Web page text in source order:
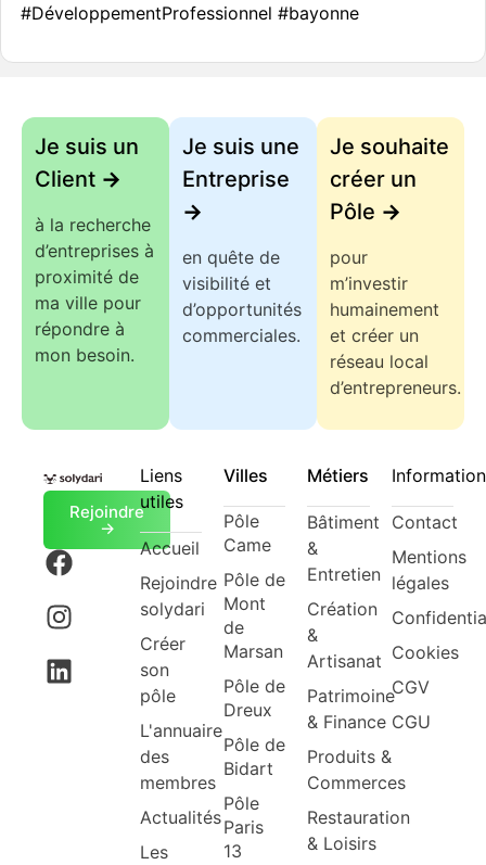
#DéveloppementProfessionnel #bayonne
Je suis un
Client ->
à la recherche
d’entreprises à
proximité de
ma ville pour
répondre à
mon besoin.
Je suis une
Entreprise
->
en quête de
visibilité et
d’opportunités
commerciales.
Je souhaite
créer un
Pôle ->
pour
m’investir
humainement
et créer un
réseau local
d’entrepreneurs.
Rejoindre
->
Liens
utiles
Accueil
Rejoindre
solydari
Créer
son
pôle
L'annuaire
des
membres
Actualités
Les
Villes
Pôle
Came
Pôle de
Mont
de
Marsan
Pôle de
Dreux
Pôle de
Bidart
Pôle
Paris
13
Métiers
Bâtiment
&
Entretien
Création
&
Artisanat
Patrimoine
& Finance
Produits &
Commerces
Restauration
& Loisirs
Contact
Mentions
légales
Cookies
CGV
CGU